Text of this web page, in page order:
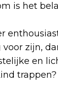
is het
zijn,
en